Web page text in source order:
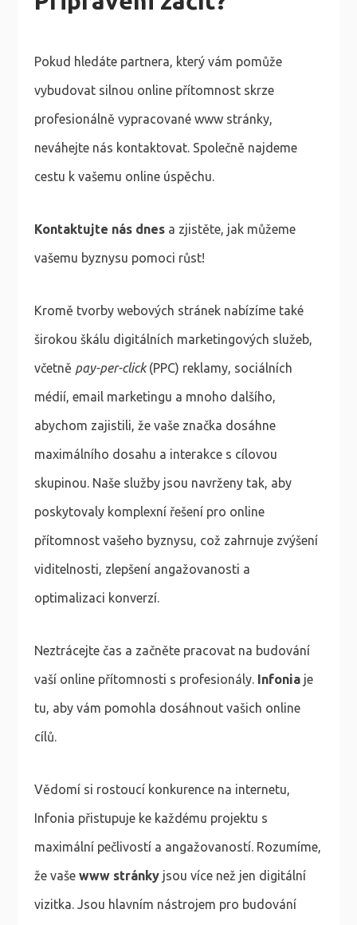
Pokud hledáte partnera, který vám pomůže
vybudovat silnou online přítomnost skrze
profesionálně vypracované www stránky,
neváhejte nás kontaktovat. Společně najdeme
cestu k vašemu online úspěchu.
Kontaktujte nás dnesa zjistěte, jak můžeme
vašemu byznysu pomoci růst!
Kromě tvorby webových stránek nabízíme také
širokou škálu digitálních marketingových služeb,
včetně pay-per-click(PPC) reklamy, sociálních
médií, email marketingu a mnoho dalšího,
abychom zajistili, že vaše značka dosáhne
maximálního dosahu a interakce s cílovou
skupinou. Naše služby jsou navrženy tak, aby
poskytovaly komplexní řešení pro online
přítomnost vašeho byznysu, což zahrnuje zvýšení
viditelnosti, zlepšení angažovanosti a
optimalizaci konverzí.
Neztrácejte čas a začněte pracovat na budování
vaší online přítomnosti s profesionály. Infoniaje
tu, aby vám pomohla dosáhnout vašich online
cílů.
Vědomí si rostoucí konkurence na internetu,
Infonia přistupuje ke každému projektu s
maximální pečlivostí a angažovaností. Rozumíme,
že vaše www stránkyjsou více než jen digitální
vizitka. Jsou hlavním nástrojem pro budování